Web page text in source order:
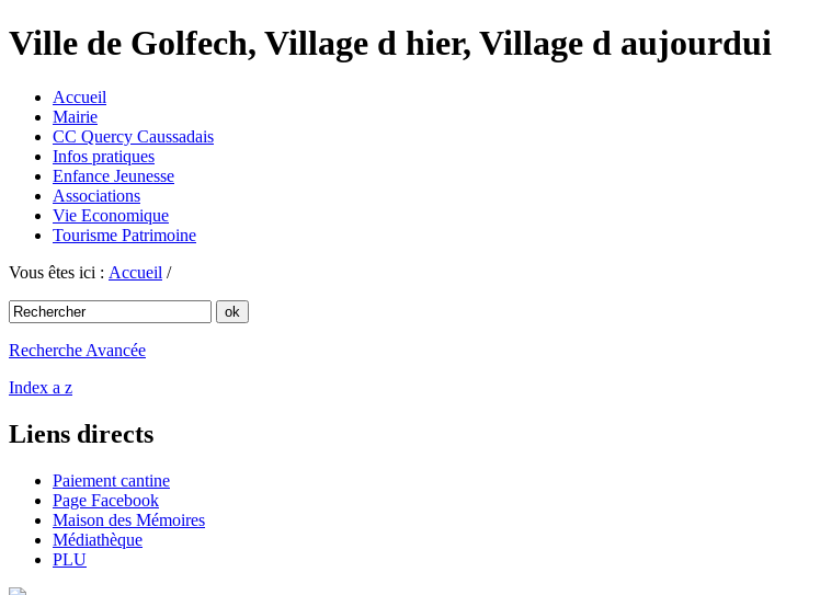
Ville de Golfech, Village d hier, Village d aujourdui
Accueil
Mairie
CC Quercy Caussadais
Infos pratiques
Enfance Jeunesse
Associations
Vie Economique
Tourisme Patrimoine
Vous êtes ici : Accueil /
Recherche Avancée
Index a z
Liens directs
Paiement cantine
Page Facebook
Maison des Mémoires
Médiathèque
PLU